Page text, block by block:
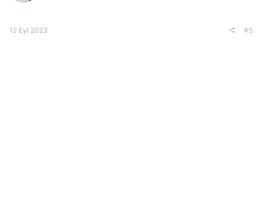
12 Eyl 2023 #5